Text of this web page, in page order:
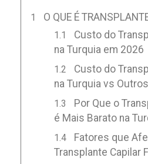
O QUE É
Custo do
na Turquia em 2026
Custo do
na Turquia vs
Por Que o
é Mais Barato na
Fatores que
Transplante Capilar